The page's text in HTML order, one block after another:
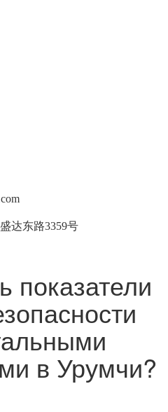
达东路3359号
показатели
в Урумчи?